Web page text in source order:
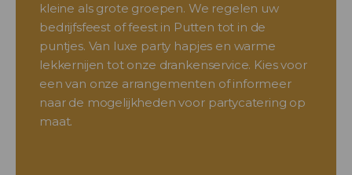
kleine als grote groepen. We regelen uw
bedrijfsfeest of feest in Putten tot in de
puntjes. Van luxe party hapjes en warme
lekkernijen tot onze drankenservice. Kies voor
een van onze arrangementen of informeer
naar de mogelijkheden voor partycatering op
maat.